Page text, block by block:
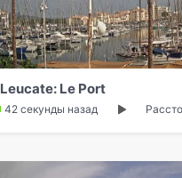
Leucate: Le Port
42 секунды назад